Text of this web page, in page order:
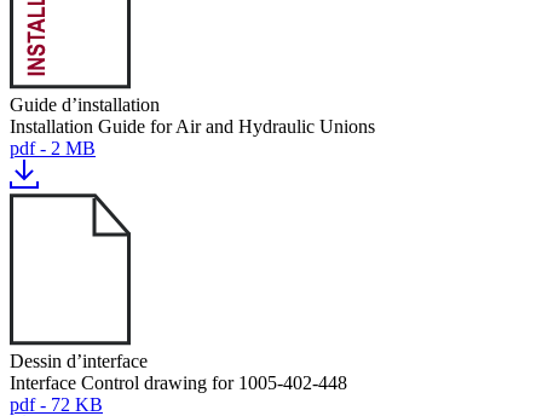
Guide d’installation
Installation Guide for Air and Hydraulic Unions
pdf - 2 MB
Dessin d’interface
Interface Control drawing for 1005-402-448
pdf - 72 KB